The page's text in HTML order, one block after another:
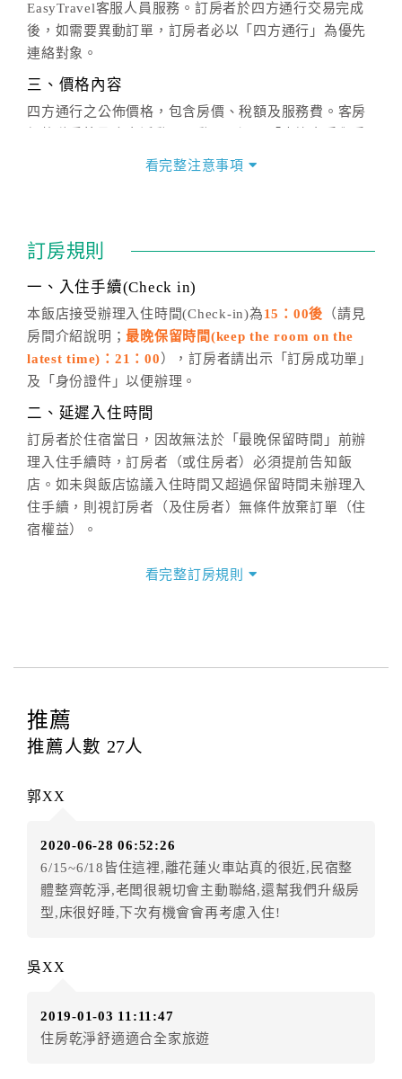
EasyTravel客服人員服務。訂房者於四方通行交易完成
後，如需要異動訂單，訂房者必以「四方通行」為優先
連絡對象。
三、價格內容
四方通行之公佈價格，包含房價、稅額及服務費。客房
價」之當日價格為標準。
話方式異動訂單。
※非客服時間之申辦異動，皆為次日計算及辦理。
五、客服時間
週一至週日，上午9:00～晚上6:00
六、聯絡方式
(07)9682715 。
看完整注意事項
訂房規則
一、入住手續(Check in)
本飯店接受辦理入住時間(Check-in)為15：00後 （請見
房間介紹說明；最晚保留時間(keep the room on the
latest time)：21：00 ），訂房者請出示「訂房成功單」
及「身份證件」以便辦理。
二、延遲入住時間
訂房者於住宿當日，因故無法於「最晚保留時間」前辦
理入住手續時，訂房者（或住房者）必須提前告知飯
店。如未與飯店協議入住時間又超過保留時間未辦理入
住手續，則視訂房者（及住房者）無條件放棄訂單（住
宿權益）。
四、訂單異動
提出申辦不得異動訂單。
每筆訂單異動限定
辦理取消退款。
房者應補足差額。（限原訂飯店）
房者不得要求退其差額。（限原訂飯店）
五、保留住宿權益(保留住房)
．訂房者因故辦理訂單異動，本飯店可接受
．訂房者使用「保留住宿金額」時，請注意！為避免飯
件放棄訂單（住宿權益）。 （限原訂飯店使用）
．每筆訂單異動限定乙次，限原訂飯店，異動完成後不
看完整訂房規則
推薦
推薦人數 27人
郭XX
2020-06-28 06:52:26
6/15~6/18皆住這裡,離花蓮火車站真的很近,民宿整
體整齊乾淨,老闆很親切會主動聯絡,還幫我們升級房
型,床很好睡,下次有機會會再考慮入住!
吳XX
2019-01-03 11:11:47
住房乾淨舒適適合全家旅遊